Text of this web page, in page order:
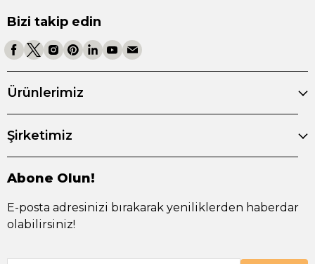
Bizi takip edin
Ürünlerimiz
Şirketimiz
Abone Olun!
E-posta adresinizi bırakarak yeniliklerden haberdar
olabilirsiniz!